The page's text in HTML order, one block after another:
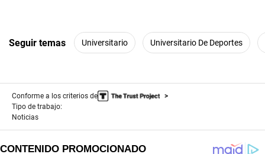
Seguir temas Universitario Universitario De Deportes
Conforme a los criterios de
Tipo de trabajo:
Noticias